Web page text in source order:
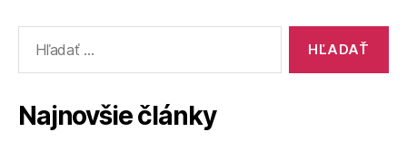
Najnovšie články